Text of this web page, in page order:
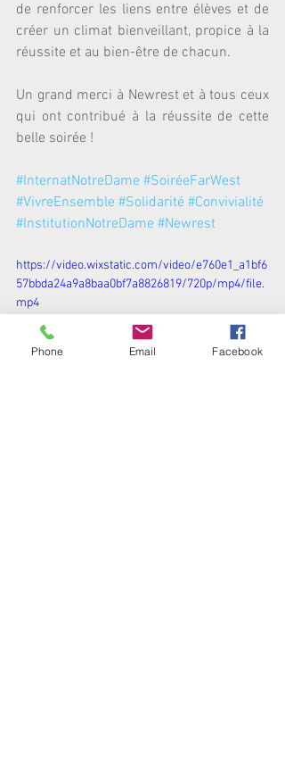
de renforcer les liens entre élèves et de
créer un climat bienveillant, propice à la
réussite et au bien-être de chacun.
Un grand merci à Newrest et à tous ceux
qui ont contribué à la réussite de cette
belle soirée !
#InternatNotreDame #SoiréeFarWest
#VivreEnsemble #Solidarité #Convivialité
#InstitutionNotreDame #Newrest
https://video.wixstatic.com/video/e760e1_a1bf6
57bbda24a9a8baa0bf7a8826819/720p/mp4/file.
mp4
Phone Email Facebook